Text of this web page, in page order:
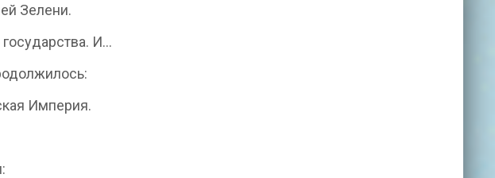
Зелени.
И…
Империя.